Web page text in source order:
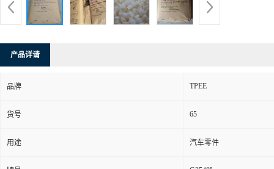
产品详请
品牌 TPEE
货号 65
用途 汽车零件